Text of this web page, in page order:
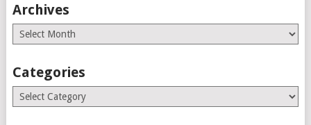
Archives
Archives
Categories
Categories